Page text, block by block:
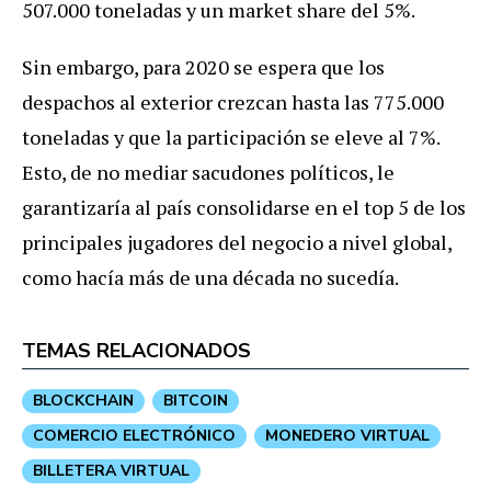
507.000 toneladas y un market share del 5%.
Sin embargo, para 2020 se espera que los
despachos al exterior crezcan hasta las 775.000
toneladas y que la participación se eleve al 7%.
Esto, de no mediar sacudones políticos, le
garantizaría al país consolidarse en el top 5 de los
principales jugadores del negocio a nivel global,
como hacía más de una década no sucedía.
TEMAS RELACIONADOS
BLOCKCHAIN
BITCOIN
COMERCIO ELECTRÓNICO
MONEDERO VIRTUAL
BILLETERA VIRTUAL